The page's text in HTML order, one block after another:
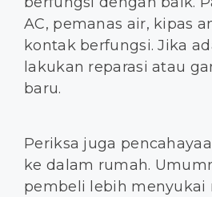
AC, pemanas air, kipas
kontak berfungsi. Jika
lakukan reparasi atau
baru.
Periksa juga
ke dalam rumah.
pembeli lebih menyukai